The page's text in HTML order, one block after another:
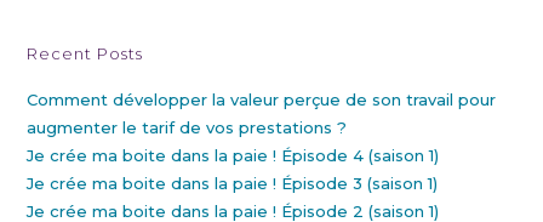
Recent Posts
Comment développer la valeur perçue de son travail pour
augmenter le tarif de vos prestations ?
Je crée ma boite dans la paie ! Épisode 4 (saison 1)
Je crée ma boite dans la paie ! Épisode 3 (saison 1)
Je crée ma boite dans la paie ! Épisode 2 (saison 1)